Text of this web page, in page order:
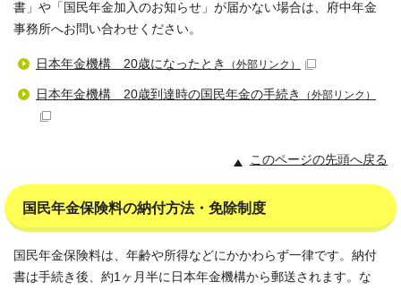
書」や「国民年金加入のお知らせ」が届かない場合は、府中年金
事務所へお問い合わせください。
日本年金機構 20歳になったとき （外部リンク）
日本年金機構 20歳到達時の国民年金の手続き （外部リンク）
このページの先頭へ戻る
国民年金保険料の納付方法・免除制度
国民年金保険料は、年齢や所得などにかかわらず一律です。納付
書は手続き後、約1ヶ月半に日本年金機構から郵送されます。な